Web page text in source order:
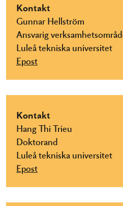
Kontakt
Gunnar Hellström
Ansvarig
Luleå tekniska universitet
Epost
Kontakt
Hang Thi Trieu
Doktorand
Luleå tekniska universitet
Epost